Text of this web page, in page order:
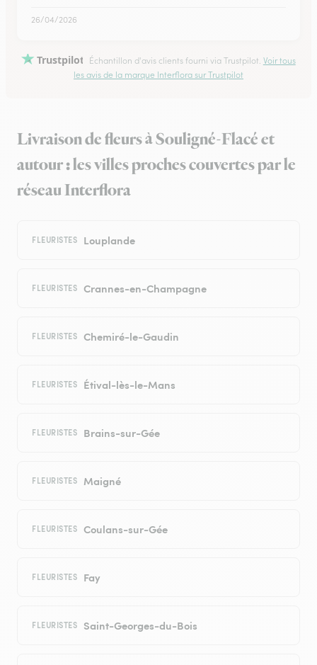
26/04/2026
Trustpilot Échantillon d'avis clients fourni via Trustpilot. Voir tous
les avis de la marque Interflora sur Trustpilot
Livraison de fleurs à Souligné-Flacé et
autour : les villes proches couvertes par le
réseau Interflora
FLEURISTES Louplande
FLEURISTES Crannes-en-Champagne
FLEURISTES Chemiré-le-Gaudin
FLEURISTES Étival-lès-le-Mans
FLEURISTES Brains-sur-Gée
FLEURISTES Maigné
FLEURISTES Coulans-sur-Gée
FLEURISTES Fay
FLEURISTES Saint-Georges-du-Bois